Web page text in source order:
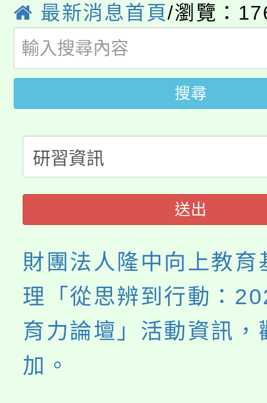
代理(課)教師甄選結果(
公告本校115學年度第
代理(課)教師甄選結果
轉知中國文化大學推廣
《TA101》溝通分析基
心理、諮商輔導、社會
系所師生報名參加。
轉知苗栗縣政府辦理
門員」簡章及活動海報
要點
「桃園市補助參觀特色
展演活動實施計畫」
115年度「教育部表揚
義教育推展貢獻獎」
最新消息首頁/瀏覽：
搜尋
送出
財團法人隆中向上教育
理「從思辨到行動：
育力論壇」活動資訊，
加。